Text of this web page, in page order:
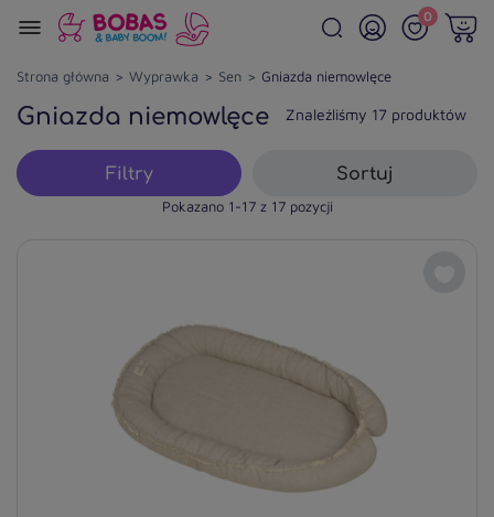
0
Strona główna Wyprawka Sen Gniazda niemowlęce
Gniazda niemowlęce Znaleźliśmy 17 produktów
Filtry Sortuj
Pokazano 1-17 z 17 pozycji